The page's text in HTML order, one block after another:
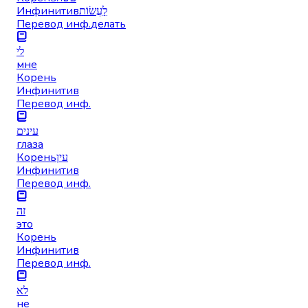
Инфинитивלַעֲשׂוֹת
Перевод инф.делать
לי
мне
Корень
Инфинитив
Перевод инф.
עינים
глаза
Кореньעין
Инфинитив
Перевод инф.
זה
это
Корень
Инфинитив
Перевод инф.
לא
не